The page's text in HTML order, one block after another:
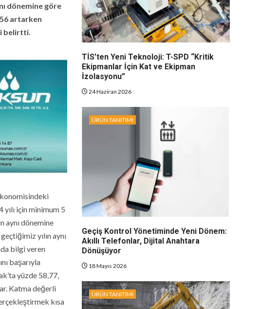
dönemine göre
artarken
belirtti.
için minimum 5
aynı dönemine
yılın aynı
bilgi veren
başarıyla
yüzde 58,77,
Katma değerli
kısa
TİS’ten Yeni Teknoloji: T-SPD “Kritik
Ekipmanlar İçin Kat ve Ekipman
İzolasyonu”
24 Haziran 2026
ÜRÜN TANITIMI
Geçiş Kontrol Yönetiminde Yeni Dönem:
Akıllı Telefonlar, Dijital Anahtara
Dönüşüyor
18 Mayıs 2026
ÜRÜN TANITIMI